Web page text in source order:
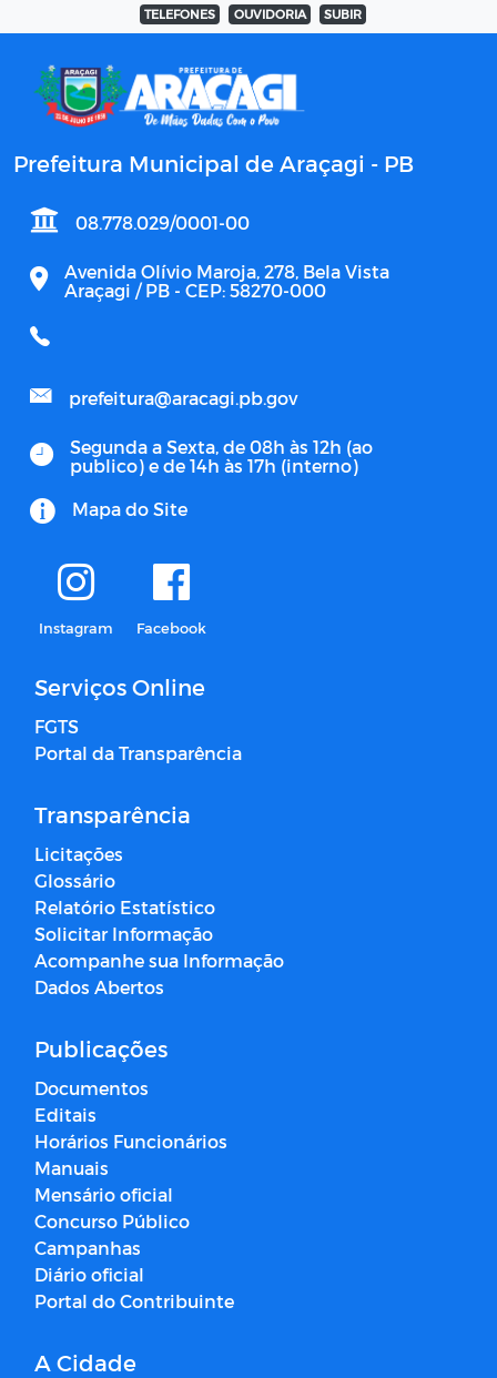
TELEFONES OUVIDORIA SUBIR
Prefeitura Municipal de Araçagi - PB
08.778.029/0001-00
Avenida Olívio Maroja, 278, Bela Vista
Araçagi / PB - CEP: 58270-000
prefeitura@aracagi.pb.gov
Segunda a Sexta, de 08h às 12h (ao
publico) e de 14h às 17h (interno)
Mapa do Site
Instagram Facebook
Serviços Online
FGTS
Portal da Transparência
Transparência
Licitações
Glossário
Relatório Estatístico
Solicitar Informação
Acompanhe sua Informação
Dados Abertos
Publicações
Documentos
Editais
Horários Funcionários
Manuais
Mensário oficial
Concurso Público
Campanhas
Diário oficial
Portal do Contribuinte
A Cidade